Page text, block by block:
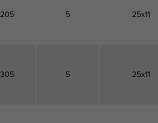
205 5 25x11
305 5 25x11